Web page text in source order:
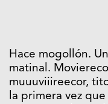
Hace mogollón.
matinal.
muuuviiireecor,
la primera vez que